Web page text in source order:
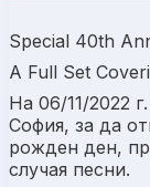
Special 40th
A Full Set
На 06/11/2022
София, за да
рожден ден,
случая песни.